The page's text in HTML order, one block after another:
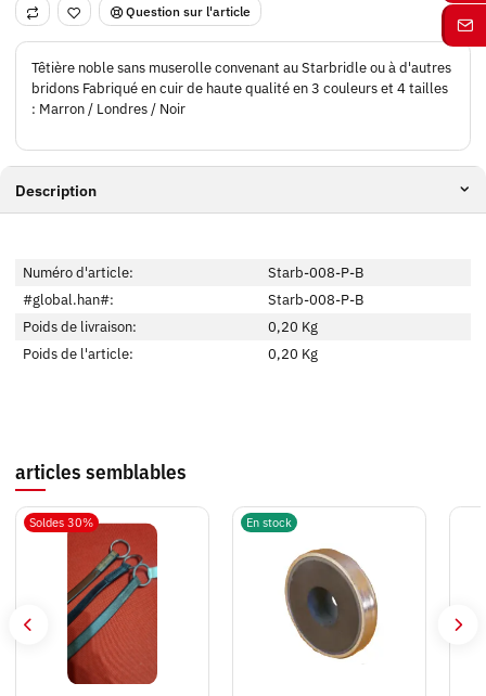
Question sur l'article
Têtière noble sans muserolle convenant au Starbridle ou à d'autres
bridons Fabriqué en cuir de haute qualité en 3 couleurs et 4 tailles
: Marron / Londres / Noir
Description
Numéro d'article:
Starb-008-P-B
#global.han#:
Starb-008-P-B
Poids de livraison:
0,20 Kg
Poids de l'article:
0,20 Kg
articles semblables
Soldes 30% En stock